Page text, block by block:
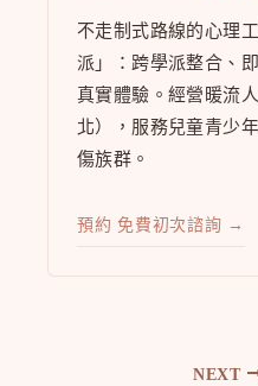
不走制式路線的心理
派」：跨學派整合、
真實體驗。經營暖流
北），服務兒童青少
傷族群。
預約 免費初次諮詢 →
NEXT